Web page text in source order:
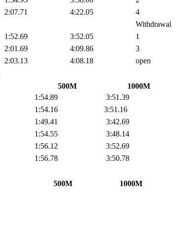
2:07.71 4:22.05
4
Withdrawal
1:52.69 3:52.05
1
2:01.69 4:09.86
3
2:03.13 4:08.18
open
500M 1000M
1:54.89 3:51.39
1:54.16 3:51.16
1:49.41 3:42.69
1:54.55 3:48.14
1:56.12 3:52.69
1:56.78 3:50.78
500M 1000M